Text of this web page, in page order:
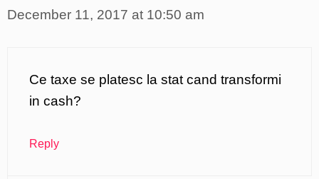
December 11, 2017 at 10:50 am
Ce taxe se platesc la stat cand transformi
in cash?
Reply